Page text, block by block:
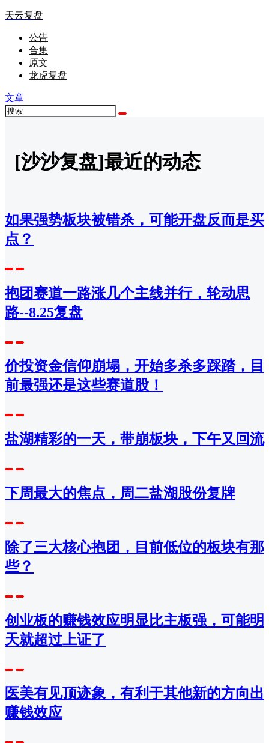
天云复盘
公告
合集
原文
龙虎复盘
文章
[沙沙复盘]最近的动态
如果强势板块被错杀，可能开盘反而是买
点？
抱团赛道一路涨几个主线并行，轮动思
路--8.25复盘
价投资金信仰崩塌，开始多杀多踩踏，目
前最强还是这些赛道股！
盐湖精彩的一天，带崩板块，下午又回流
下周最大的焦点，周二盐湖股份复牌
除了三大核心抱团，目前低位的板块有那
些？
创业板的赚钱效应明显比主板强，可能明
天就超过上证了
医美有见顶迹象，有利于其他新的方向出
赚钱效应